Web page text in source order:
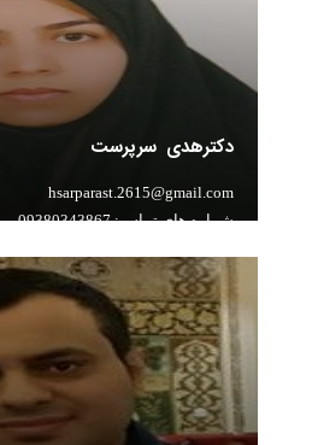
دکترهدی سرپرست
hsarparast.2615@gmail.com
شماره های تماس: 09380343867